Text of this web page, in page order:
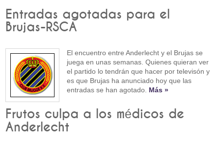
Entradas agotadas para el
Brujas-RSCA
El encuentro entre Anderlecht y el Brujas se
juega en unas semanas. Quienes quieran ver
el partido lo tendrán que hacer por televisón y
es que Brujas ha anunciado hoy que las
entradas se han agotado. Más »
Frutos culpa a los médicos de
Anderlecht